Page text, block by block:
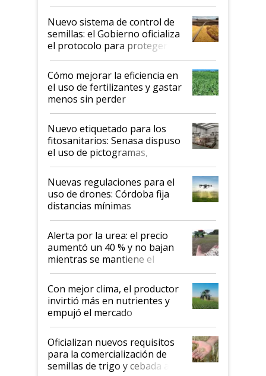
Nuevo sistema de control de
semillas: el Gobierno oficializa
el protocolo para proteger la
propiedad intelectual
Cómo mejorar la eficiencia en
el uso de fertilizantes y gastar
menos sin perder
productividad en la campaña
fina
Nuevo etiquetado para los
fitosanitarios: Senasa dispuso
el uso de pictogramas,
palabras de advertencia e
indicaciones
Nuevas regulaciones para el
uso de drones: Córdoba fija
distancias mínimas
Alerta por la urea: el precio
aumentó un 40 % y no bajan
mientras se mantiene el
conflicto en Medio Oriente
Con mejor clima, el productor
invirtió más en nutrientes y
empujó el mercado
Oficializan nuevos requisitos
para la comercialización de
semillas de trigo y cebada a